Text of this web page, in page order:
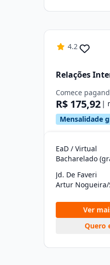
4.2
Relações
Comece
R$ 175,92 |
Mensalidade
EaD / Virtual
Bacharelado
Jd. De Faveri
Artur Nogueira/
Ver
Quero